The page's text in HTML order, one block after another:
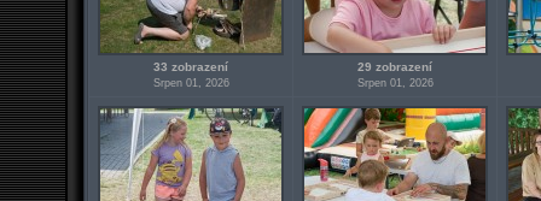
33 zobrazení
Srpen 01, 2026
29 zobrazení
Srpen 01, 2026